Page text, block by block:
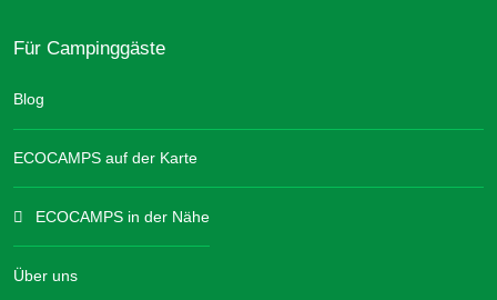
Für Campinggäste
Blog
ECOCAMPS auf der Karte
ECOCAMPS in der Nähe
Über uns